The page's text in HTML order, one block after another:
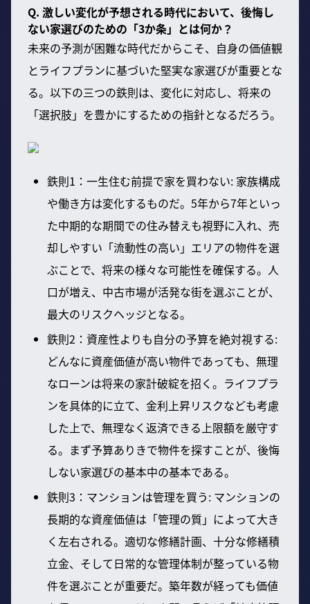
Q. 激しい変化が予想される時代において、後悔し
ない家選びのための「3か条」とは何か？
未来の予測が困難な時代だからこそ、自身の価値観
とライフプランに基づいた堅実な家選びが重要とな
る。以下の三つの鉄則は、変化に対応し、将来の
「選択肢」を豊かにするための指針となるだろう。
鉄則1：一生住む前提で家を買わない: 家族構成
や働き方は変化するものだ。5年から7年といっ
た中期的な期間での住み替えも視野に入れ、売
却しやすい「流動性の高い」エリアの物件を選
ぶことで、将来の様々な可能性を確保する。人
口が増え、中古市場が活発な街を選ぶことが、
最大のリスクヘッジとなる。
鉄則2：資産性よりも自分の予算を絶対視する:
どんなに資産価値が高い物件であっても、無理
なローンは将来の家計破綻を招く。ライフプラ
ンを具体的に立て、金利上昇リスクなども考慮
した上で、無理なく返済できる上限額を厳守す
る。まず予算ありきで物件を探すことが、後悔
しない家選びの基本中の基本である。
鉄則3：マンションは管理を買う: マンションの
長期的な資産価値は「管理の質」によって大き
く左右される。適切な修繕計画、十分な修繕積
立金、そして日常的な管理体制が整っている物
件を選ぶことが重要だ。築年数が経っても価値